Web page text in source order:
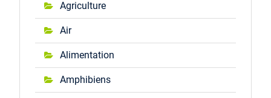
Agriculture
Air
Alimentation
Amphibiens